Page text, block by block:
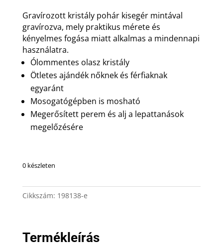
Gravírozott kristály pohár kisegér mintával
gravírozva, mely praktikus mérete és
kényelmes fogása miatt alkalmas a mindennapi
használatra.
Ólommentes olasz kristály
Ötletes ajándék nőknek és férfiaknak
egyaránt
Mosogatógépben is mosható
Megerősített perem és alj a lepattanások
megelőzésére
0 készleten
Cikkszám: 198138-e
Termékleírás